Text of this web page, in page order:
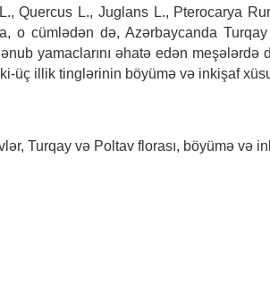
Quercus L., Juglans L., Pterocarya
o cümlədən də, Azərbaycanda
yamaclarını əhatə edən
üç illik tinglərinin böyümə və inkişaf
Turqay və Poltav florası, böyümə və